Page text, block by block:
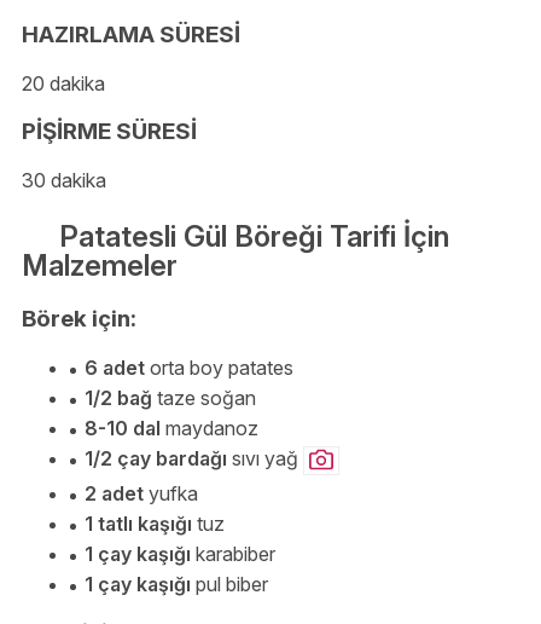
HAZIRLAMA SÜRESİ
20 dakika
PİŞİRME SÜRESİ
30 dakika
Patatesli Gül Böreği Tarifi İçin
Malzemeler
Börek için:
6 adet orta boy patates
1/2 bağ taze soğan
8-10 dal maydanoz
1/2 çay bardağı sıvı yağ
2 adet yufka
1 tatlı kaşığı tuz
1 çay kaşığı karabiber
1 çay kaşığı pul biber